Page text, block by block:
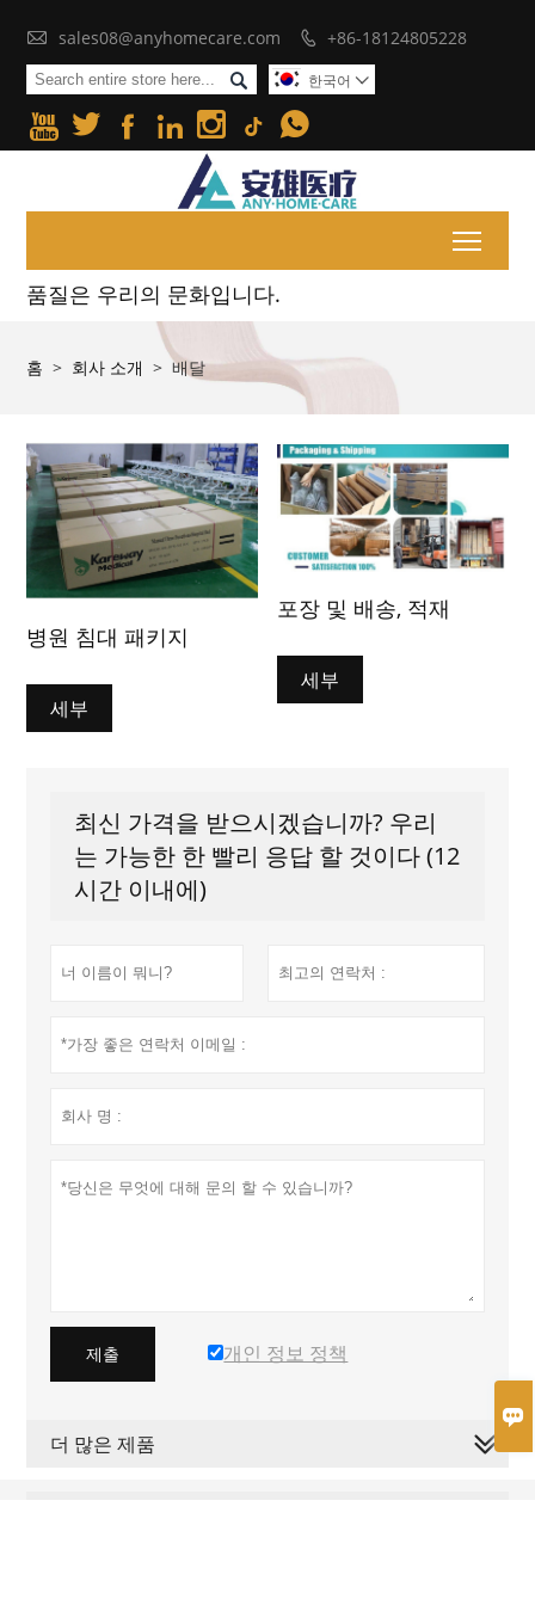

 sales08@anyhomecare.com  +86-18124805228
 한국어 
     
품질은 우리의 문화입니다.
홈 > 회사 소개 > 배달
병원 침대 패키지
세부
포장 및 배송, 적재
세부
최신 가격을 받으시겠습니까? 우리
는 가능한 한 빨리 응답 할 것이다 (12
시간 이내에)
제출 개인 정보 정책
더 많은 제품